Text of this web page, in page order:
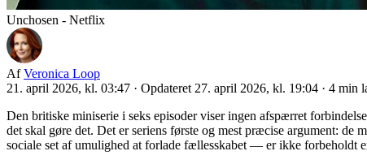
Unchosen - Netflix
Af Veronica Loop
21. april 2026, kl. 03:47 · Opdateret 27. april 2026, kl. 19:04 · 4 min
Den britiske miniserie i seks episoder viser ingen afspærret
det skal gøre det. Det er seriens første og mest præcise argument:
sociale set af umulighed at forlade fællesskabet — er ikke forbeholdt